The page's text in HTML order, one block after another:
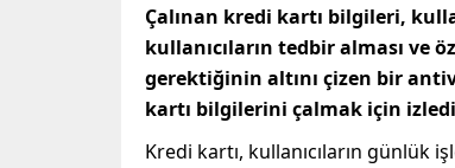
Çalınan kredi kartı bilgileri,
kullanıcıların tedbir alması ve
gerektiğinin altını çizen bir
kartı bilgilerini çalmak için
Kredi kartı, kullanıcıların günlük